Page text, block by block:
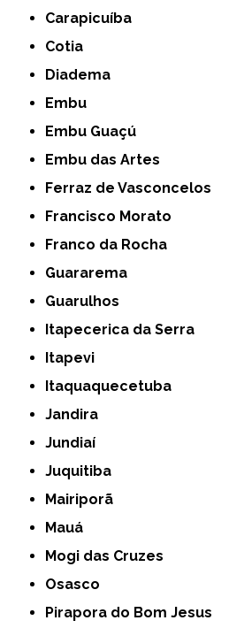
Carapicuíba
Cotia
Diadema
Embu
Embu Guaçú
Embu das Artes
Ferraz de Vasconcelos
Francisco Morato
Franco da Rocha
Guararema
Guarulhos
Itapecerica da Serra
Itapevi
Itaquaquecetuba
Jandira
Jundiaí
Juquitiba
Mairiporã
Mauá
Mogi das Cruzes
Osasco
Pirapora do Bom Jesus